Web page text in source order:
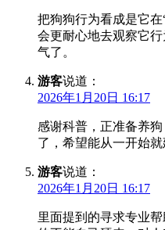
把狗狗行为看成是它
会更耐心地去观察它
气了。
游客说道：
2026年1月20日 16:17
感谢科普，正准备养
了，希望能从一开始就
游客说道：
2026年1月20日 16:17
里面提到的寻求专业